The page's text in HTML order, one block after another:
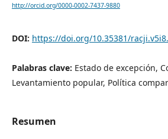
http://orcid.org/0000-0002-7437-9880
DOI: https://doi.org/10.35381/
Palabras clave: Estado de excepción,
Levantamiento popular, Política
Resumen